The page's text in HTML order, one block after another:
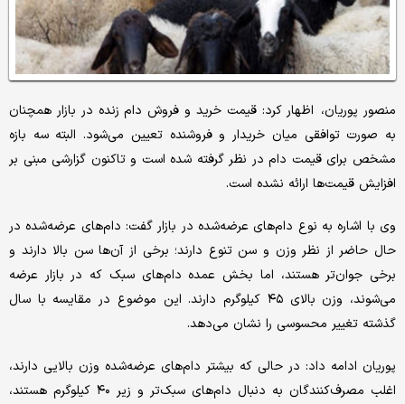
منصور پوریان، اظهار کرد: قیمت خرید و فروش دام زنده در بازار همچنان
به صورت توافقی میان خریدار و فروشنده تعیین می‌شود. البته سه بازه
مشخص برای قیمت دام در نظر گرفته شده است و تاکنون گزارشی مبنی بر
افزایش قیمت‌ها ارائه نشده است.
وی با اشاره به نوع دام‌های عرضه‌شده در بازار گفت: دام‌های عرضه‌شده در
حال حاضر از نظر وزن و سن تنوع دارند؛ برخی از آن‌ها سن بالا دارند و
برخی جوان‌تر هستند، اما بخش عمده دام‌های سبک که در بازار عرضه
می‌شوند، وزن بالای ۴۵ کیلوگرم دارند. این موضوع در مقایسه با سال
گذشته تغییر محسوسی را نشان می‌دهد.
پوریان ادامه داد: در حالی که بیشتر دام‌های عرضه‌شده وزن بالایی دارند،
اغلب مصرف‌کنندگان به دنبال دام‌های سبک‌تر و زیر ۴۰ کیلوگرم هستند،